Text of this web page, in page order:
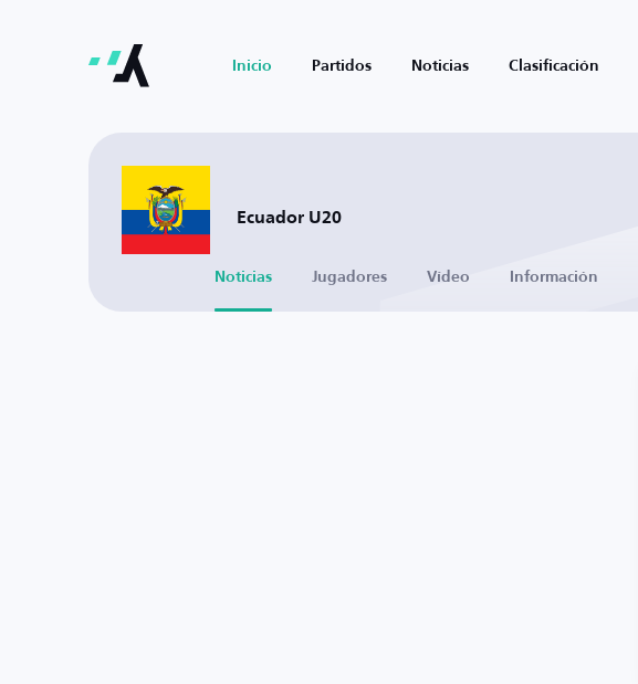
Inicio Partidos Noticias Clasificación
Ecuador U20
Noticias Jugadores Vídeo Información